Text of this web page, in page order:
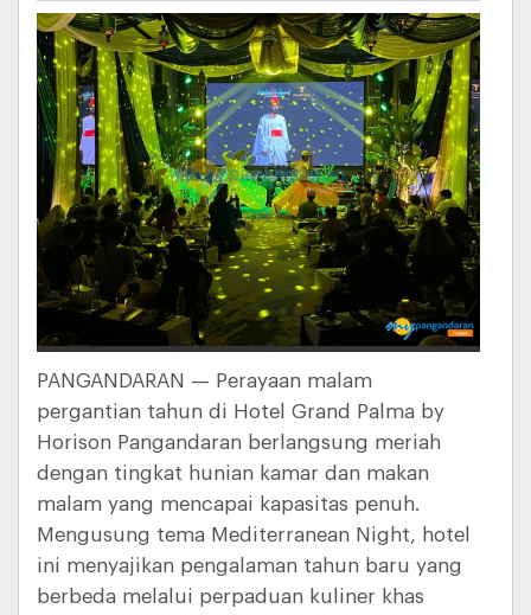
PANGANDARAN — Perayaan malam
pergantian tahun di Hotel Grand Palma by
Horison Pangandaran berlangsung meriah
dengan tingkat hunian kamar dan makan
malam yang mencapai kapasitas penuh.
Mengusung tema Mediterranean Night, hotel
ini menyajikan pengalaman tahun baru yang
berbeda melalui perpaduan kuliner khas